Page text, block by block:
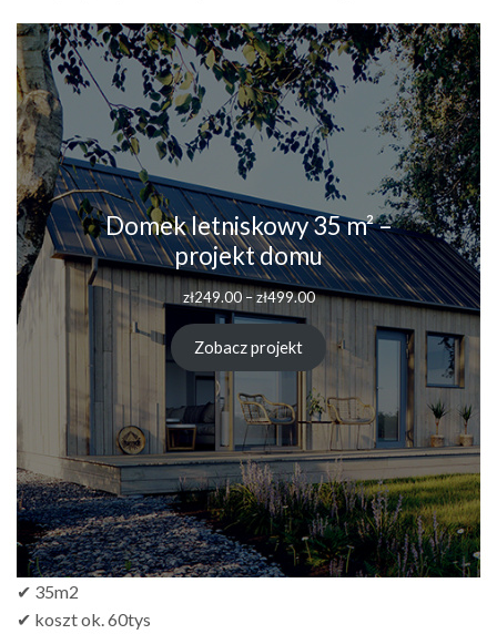
Domek letniskowy 35 m² –
projekt domu
zł249.00 – zł499.00Zakres
od
zł249.00
do
zł499.00
Zobacz projekt
✔ 35m2
✔ koszt ok. 60tys